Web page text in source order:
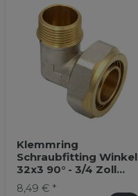
Klemmring
Schraubfitting Winkel
32x3 90° - 3/4 Zoll
Aussengewinde
8,49 € *